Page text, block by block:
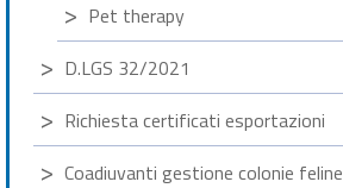
Pet therapy
D.LGS 32/2021
Richiesta certificati esportazioni
Coadiuvanti gestione colonie feline